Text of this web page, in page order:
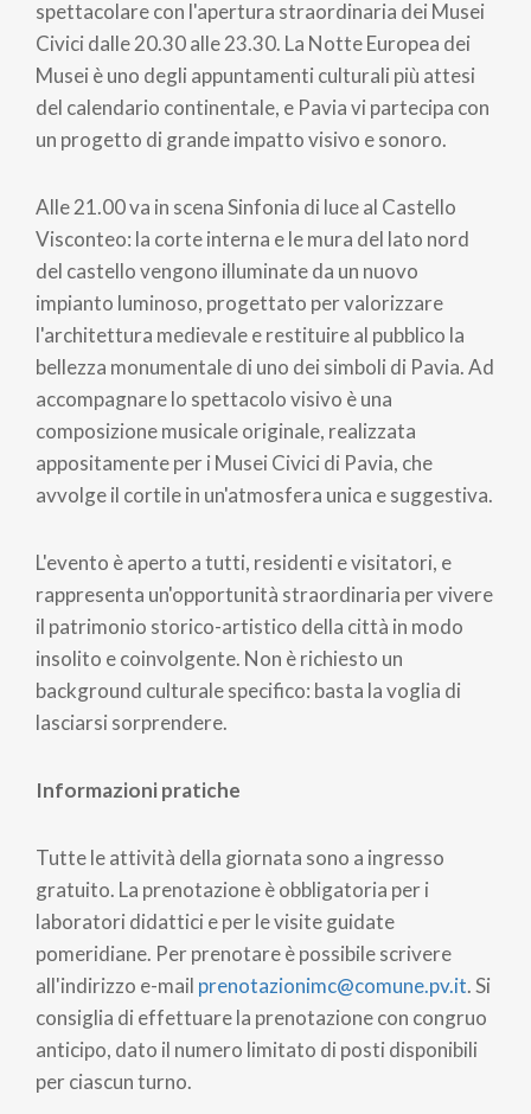
spettacolare con l'apertura straordinaria dei Musei
Civici dalle 20.30 alle 23.30. La Notte Europea dei
Musei è uno degli appuntamenti culturali più attesi
del calendario continentale, e Pavia vi partecipa con
un progetto di grande impatto visivo e sonoro.
Alle 21.00 va in scena Sinfonia di luce al Castello
Visconteo: la corte interna e le mura del lato nord
del castello vengono illuminate da un nuovo
impianto luminoso, progettato per valorizzare
l'architettura medievale e restituire al pubblico la
bellezza monumentale di uno dei simboli di Pavia. Ad
accompagnare lo spettacolo visivo è una
composizione musicale originale, realizzata
appositamente per i Musei Civici di Pavia, che
avvolge il cortile in un'atmosfera unica e suggestiva.
L'evento è aperto a tutti, residenti e visitatori, e
rappresenta un'opportunità straordinaria per vivere
il patrimonio storico-artistico della città in modo
insolito e coinvolgente. Non è richiesto un
background culturale specifico: basta la voglia di
lasciarsi sorprendere.
Informazioni pratiche
Tutte le attività della giornata sono a ingresso
gratuito. La prenotazione è obbligatoria per i
laboratori didattici e per le visite guidate
pomeridiane. Per prenotare è possibile scrivere
all'indirizzo e-mail prenotazionimc@comune.pv.it. Si
consiglia di effettuare la prenotazione con congruo
anticipo, dato il numero limitato di posti disponibili
per ciascun turno.